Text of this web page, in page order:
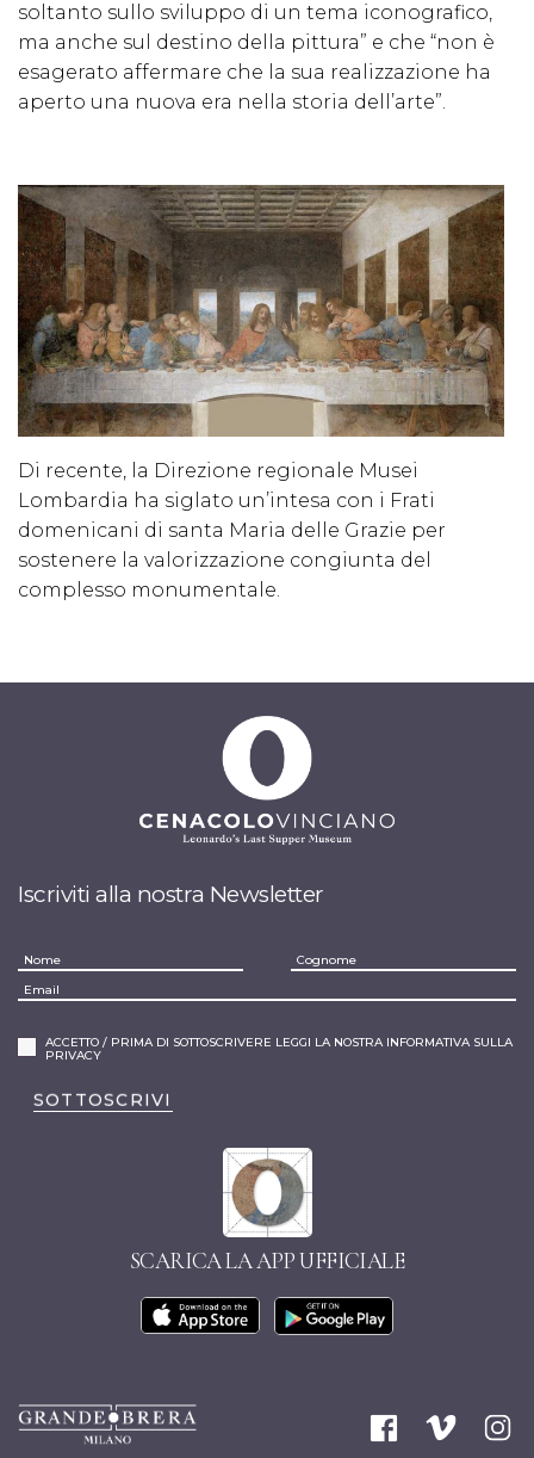
soltanto sullo sviluppo di un tema iconografico,
ma anche sul destino della pittura” e che “non è
esagerato affermare che la sua realizzazione ha
aperto una nuova era nella storia dell’arte”.
Di recente, la Direzione regionale Musei
Lombardia ha siglato un’intesa con i Frati
domenicani di santa Maria delle Grazie per
sostenere la valorizzazione congiunta del
complesso monumentale.
Iscriviti alla nostra Newsletter
ACCETTO / PRIMA DI SOTTOSCRIVERE LEGGI LA NOSTRA INFORMATIVA SULLA
PRIVACY
SOTTOSCRIVI
SCARICA LA APP UFFICIALE